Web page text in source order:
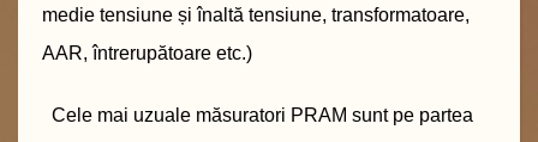
medie tensiune și înaltă tensiune, transformatoare,
AAR, întrerupătoare etc.)
Cele mai uzuale măsuratori PRAM sunt pe partea